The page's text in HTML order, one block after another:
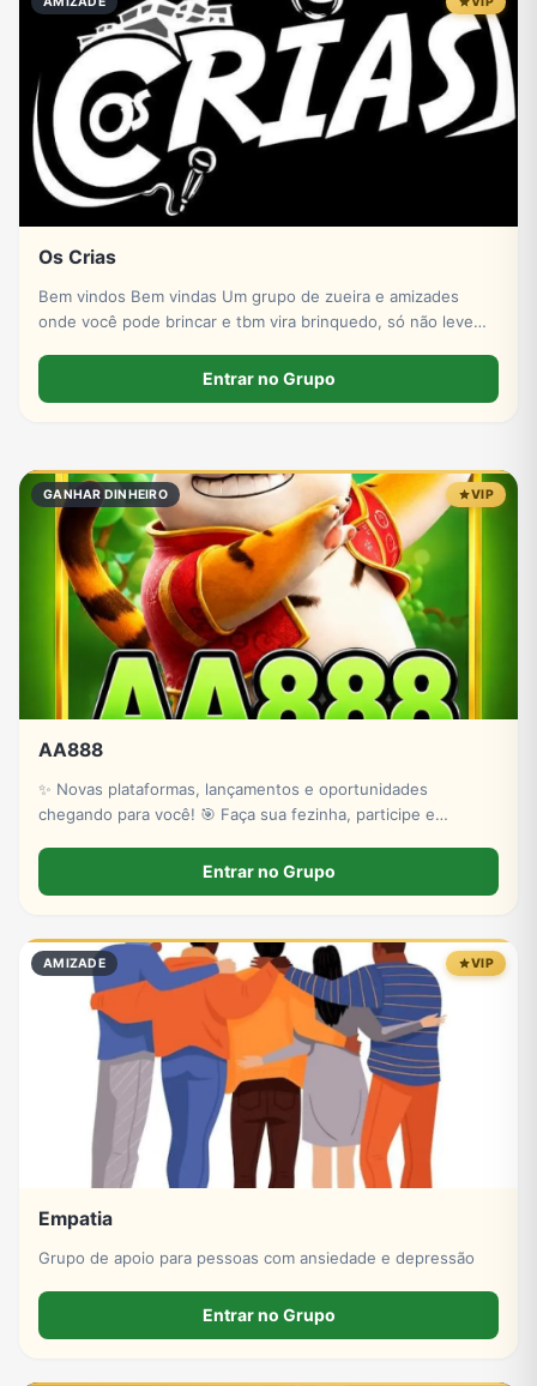
Os Crias
Bem vindos Bem vindas Um grupo de zueira e amizades
onde você pode brincar e tbm vira brinquedo, só não levem
Entrar no Grupo
GANHAR DINHEIRO VIP
AA888
✨ Novas plataformas, lançamentos e oportunidades
chegando para você! 🎯 Faça sua fezinha, participe e
*Quem sabe a próxima surpresa não pode mudar o seu dia?*
🏆
Entrar no Grupo
AMIZADE VIP
Empatia
Grupo de apoio para pessoas com ansiedade e depressão
Entrar no Grupo